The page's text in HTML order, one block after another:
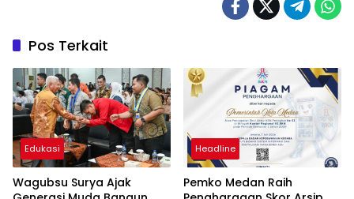
Pos Terkait
Edukasi
Wagubsu Surya Ajak
Headline
Pemko Medan Raih